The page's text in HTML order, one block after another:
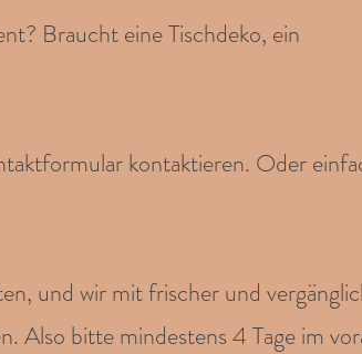
Braucht eine Tischdeko, ein
kontaktieren. Oder
und wir mit frischer und
Also bitte mindestens 4 Tage im